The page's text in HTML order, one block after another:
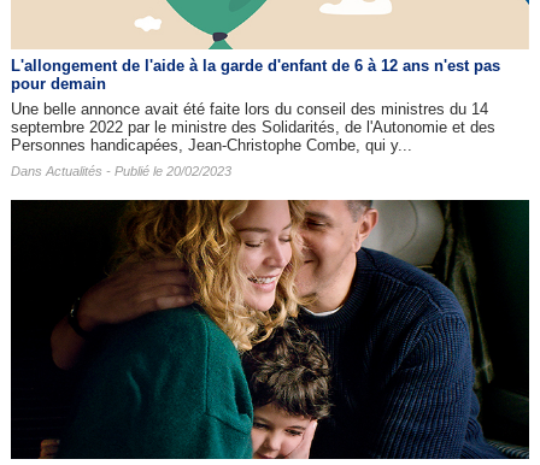
L'allongement de l'aide à la garde d'enfant de 6 à 12 ans n'est pas
pour demain
Une belle annonce avait été faite lors du conseil des ministres du 14
septembre 2022 par le ministre des Solidarités, de l'Autonomie et des
Personnes handicapées, Jean-Christophe Combe, qui y...
Dans Actualités - Publié le 20/02/2023